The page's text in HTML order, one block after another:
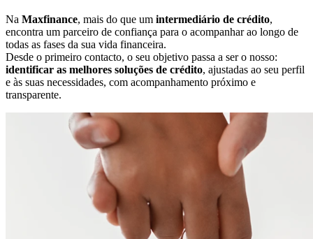
Na Maxfinance, mais do que um intermediário de crédito,
encontra um parceiro de confiança para o acompanhar ao longo de
todas as fases da sua vida financeira.
Desde o primeiro contacto, o seu objetivo passa a ser o nosso:
identificar as melhores soluções de crédito, ajustadas ao seu perfil
e às suas necessidades, com acompanhamento próximo e
transparente.